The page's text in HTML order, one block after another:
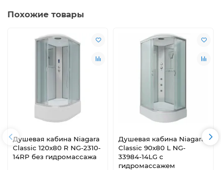
Похожие товары
Душевая кабина Niagara
Classic 120x80 R NG-2310-
14RP без гидромассажа
Душевая кабина Niagara
Classic 90х80 L NG-
33984-14LG с
гидромассажем